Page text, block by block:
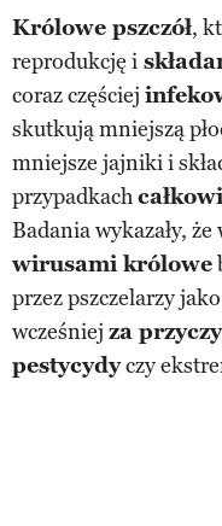
Królowe pszczół,
reprodukcję i
coraz częściej
skutkują mniejszą
mniejsze jajniki i
przypadkach
Badania wykazały, że
wirusami królowe
przez pszczelarzy
wcześniej za
pestycydyczy